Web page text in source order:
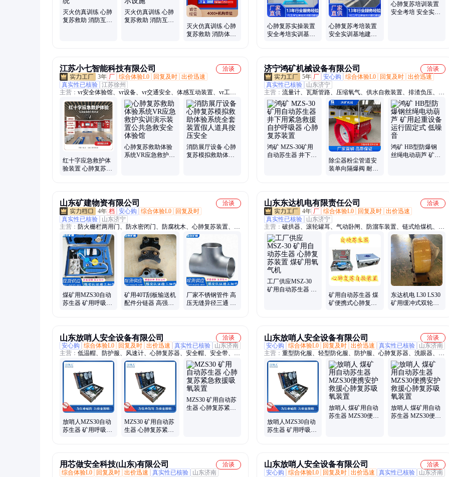
灭火仿真训练 心肺
复苏救助 消防互动
灭火仿真训练 心肺
复苏救助 消防互动
灭火仿真训练 心肺
复苏救助 消防体验
心肺复苏实操装置
安全考培实训基地
心肺复苏考培装置
安全实训基地建设
心肺复苏培训装置
安全考培 安全实训
江苏小七智能科技有限公司
洽谈
3年 厂 综合体验L0 回复及时 出价迅速
真实性已核验 江苏徐州
主营： vr安全体验馆、vr设备、vr交通安全、体感互动装置、vr工地
安全、vr校园安全、vr应急安全、vr游戏设备、研学基地、vr体验式
教育、安全培训设备、vr消防安全、VR驾驶模拟、VR安全教育平
台、vr航空航天、多功能机械伤害体验、智慧模拟触电体验、模拟灭
火演练设备、模拟火灾成因实验台、vr双座蛋椅、反诈工作站、综合
实践基地、VR火灾逃生、vr电力电网、VR校园踩踏
红十字应急救护体
验装置 心肺复苏止
心肺复苏救助体验
系统VR应急救护实
消防展厅设备 心肺
复苏模拟救助体验
济宁鸿矿机械设备有限公司
洽谈
5年 厂 安心购 综合体验L0 回复及时 出价迅速
真实性已核验
山东济宁
主营： 流量计、瓦斯管路、压缩氧气、供水自救装置、排渣负压、回
火防回、矿井压风、水封阻火器、环链液压剪、防爆混凝土、波纹带
阻火器
鸿矿 MZS-30矿用
自动苏生器 井下用
除尘器粉尘管道安
装单向隔爆阀 耐腐
鸿矿 HB型防爆钢
丝绳电动葫芦 矿用
山东矿建物资有限公司
洽谈
4年 档 安心购 综合体验L0
回复及时
真实性已核验
山东济宁
主营： 防火栅栏两用门、防水密闭门、防腐枕木、心肺复苏装置、调
度绞车、排型钢梁、钢筋网片、螺纹钢锚杆、避难硐室密闭门、油侵
枕木、轨道配件、道岔、尖轨、水泥轨枕、压轨器、双速绞车、钻头
钻杆、钻机、矿车
煤矿用MZS30自动
苏生器 矿用呼吸器
矿用40T刮板输送机
配件分链器 高强度
厂家不锈钢管件 高
压无缝异径三通 直
山东东达机电有限责任公司
洽谈
4年 厂 综合体验L0 回复及时 出价迅速
真实性已核验
山东济宁
主营： 破拱器、滚轮罐耳、气动卧闸、防溜车装置、链式给煤机、罐
笼提升轮
工厂供应MSZ-30
矿用自动苏生器 心
矿用自动苏生器 煤
矿便携式心肺复苏
东达机电 L30 LS30
矿用缓冲式双轮滚
山东放哨人安全设备有限公司
洽谈
安心购
综合体验L0 回复及时 出价迅速 真实性已核验
山东济南
主营： 低温帽、防护服、风速计、心肺复苏器、安全帽、安全带、防
毒衣、护目镜、全面罩、低温服、隔热服、捕蜂服、连体服、避火
服、洗眼器、长管呼吸器、充填泵、动力送风式呼吸器、苏生器、半
面具、空气呼吸器、防毒面具、一级防化服、二级防化服、一次性防
护服、防化服
放哨人MZS30自动
苏生器 矿用呼吸器
MZS30 矿用自动苏
生器 心肺复苏紧急
MZS30 矿用自动苏
生器 心肺复苏紧急
山东放哨人安全设备有限公司
洽谈
安心购
综合体验L0 回复及时 出价迅速 真实性已核验
山东济南
主营： 重型防化服、轻型防化服、防护服、心肺复苏器、洗眼器、手
套、低温服、隔热服、移动供气源、长管呼吸器、电动式长管呼吸
器、自吸式长管呼吸器、防毒面具、全面具、释放器、护目镜、C级
防护服、空气呼吸器、避火服、一次性防护服、消防服、充填泵、动
力送风呼吸器、防爆充气箱、自动苏生器
放哨人MZS30自动
苏生器 矿用呼吸器
放哨人 煤矿用自动
苏生器 MZS30便携
放哨人 煤矿用自动
苏生器 MZS30便携
用芯做安全科技(山东)有限公司
洽谈
综合体验L0
回复及时 出价迅速 真实性已核验
山东济南
山东放哨人安全设备有限公司
洽谈
安心购
综合体验L0 回复及时 出价迅速 真实性已核验
山东济南